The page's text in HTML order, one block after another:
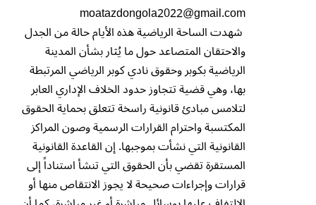
moatazdongola2022@gmail.com
شهدت الساحة الرياضية هذه الأيام حالة من الجدل
والاحتقان المتصاعد حول ما يُثار بشأن المدينة
الرياضية بكوبر وحقوق نادي كوبر الرياضي المرتبطة
بها، وهي قضية تتجاوز حدود الخلاف الإداري العابر
لتلامس مبادئ قانونية راسخة تتعلق بحماية الحقوق
المكتسبة واحترام القرارات الرسمية وصون المراكز
القانونية التي نشأت بموجبها. إن القاعدة القانونية
المستقرة تقضي بأن الحقوق التي تنشأ استناداً إلى
قرارات وإجراءات صحيحة لا يجوز الانتقاص منها أو